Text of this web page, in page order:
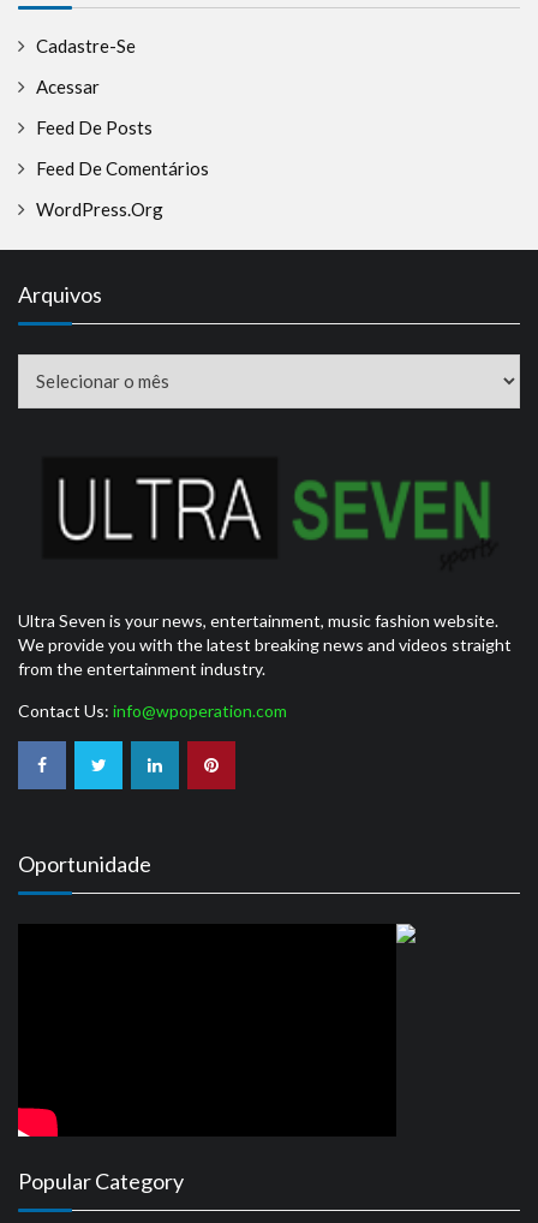
Cadastre-Se
Acessar
Feed De Posts
Feed De Comentários
WordPress.org
Arquivos
Ultra Seven is your news, entertainment, music fashion website.
We provide you with the latest breaking news and videos straight
from the entertainment industry.
Contact Us: info@wpoperation.com
Oportunidade
Popular Category